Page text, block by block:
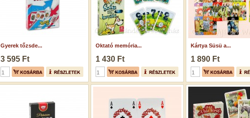
Gyerek tőzsde...
3 595 Ft
Oktató memória...
1 430 Ft
Kártya Süsü a...
1 890 Ft